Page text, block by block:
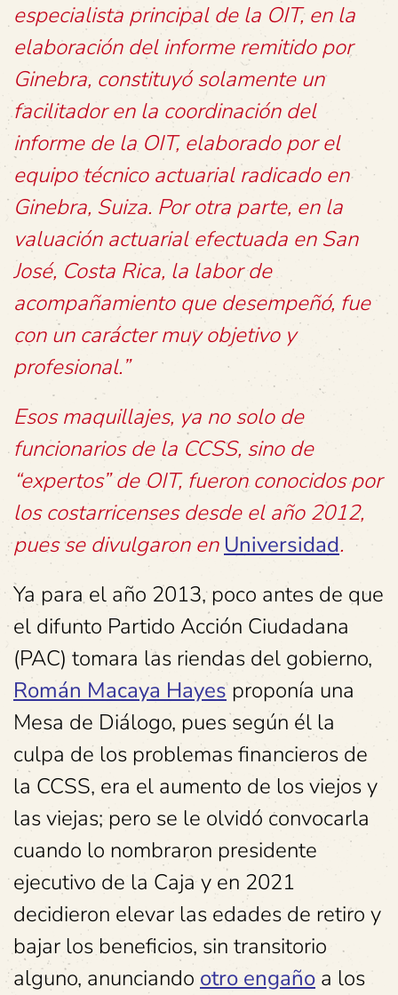
especialista principal de la OIT, en la
elaboración del informe remitido por
Ginebra, constituyó solamente un
facilitador en la coordinación del
informe de la OIT, elaborado por el
equipo técnico actuarial radicado en
Ginebra, Suiza. Por otra parte, en la
valuación actuarial efectuada en San
José, Costa Rica, la labor de
acompañamiento que desempeñó, fue
con un carácter muy objetivo y
profesional.”
Esos maquillajes, ya no solo de
funcionarios de la CCSS, sino de
“expertos” de OIT, fueron conocidos por
los costarricenses desde el año 2012,
pues se divulgaron en Universidad.
Ya para el año 2013, poco antes de que
el difunto Partido Acción Ciudadana
(PAC) tomara las riendas del gobierno,
Román Macaya Hayesproponía una
Mesa de Diálogo, pues según él la
culpa de los problemas financieros de
la CCSS, era el aumento de los viejos y
las viejas; pero se le olvidó convocarla
cuando lo nombraron presidente
ejecutivo de la Caja y en 2021
decidieron elevar las edades de retiro y
bajar los beneficios, sin transitorio
alguno, anunciando otro engaño a los